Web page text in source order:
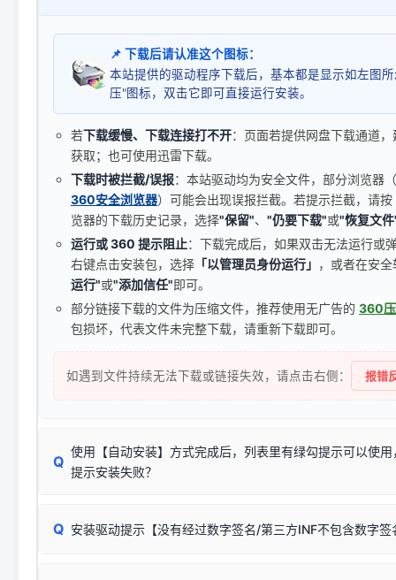
📌 下载后请认准这个图标：
本站提供的驱动程序下载后，基本都是显示如左图
压"图标，双击它即可直接运行安装。
若下载缓慢、下载连接打不开：页面若提供网盘下载通道
获取；也可使用迅雷下载。
下载时被拦截/误报：本站驱动均为安全文件，部分浏览器
360安全浏览器）可能会出现误报拦截。若提示拦截，请按
览器的下载历史记录，选择"保留"、 "仍要下载"或"恢复文
运行或 360 提示阻止：下载完成后，如果双击无法运行或
右键点击安装包，选择 「以管理员身份运行」 ，或者在安
运行"或"添加信任"即可。
部分链接下载的文件为压缩文件，推荐使用无广告的 360
包损坏，代表文件未完整下载，请重新下载即可。
如遇到文件持续无法下载或链接失效，请点击右侧： 报错
Q
使用【自动安装】方式完成后，列表里有绿勾提示可以使
提示安装失败？
由于本站驱动包集成了32位和64位驱动，自动安装程序在运
Q 安装驱动提示【没有经过数字签名/第三方INF不包含数字